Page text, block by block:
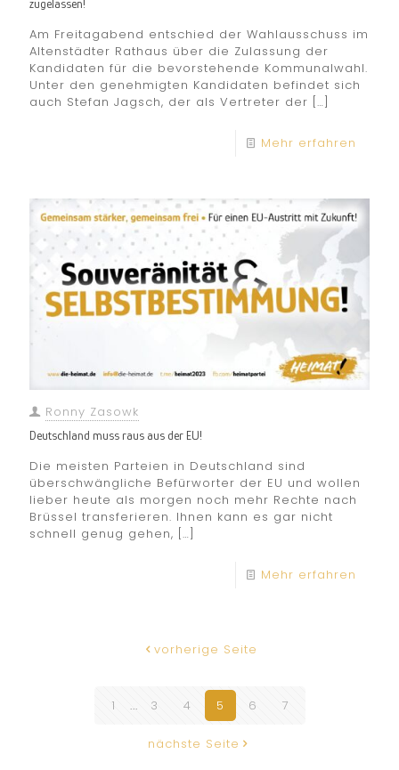
zugelassen!
Am Freitagabend entschied der Wahlausschuss im
Altenstädter Rathaus über die Zulassung der
Kandidaten für die bevorstehende Kommunalwahl.
Unter den genehmigten Kandidaten befindet sich
auch Stefan Jagsch, der als Vertreter der […]
Mehr erfahren
Ronny Zasowk
Deutschland muss raus aus der EU!
Die meisten Parteien in Deutschland sind
überschwängliche Befürworter der EU und wollen
lieber heute als morgen noch mehr Rechte nach
Brüssel transferieren. Ihnen kann es gar nicht
schnell genug gehen, […]
Mehr erfahren
vorherige Seite
1 ... 3 4 5 6 7
nächste Seite